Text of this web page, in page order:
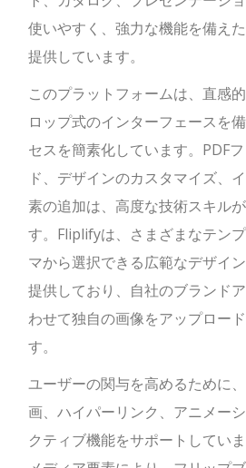
使いやすく、強力な機能を備え
提供しています。
このプラットフォームは、直感
ロップ式のインターフェースを
セスを簡素化しています。PDF
ド、デザインのカスタマイズ、
素の追加は、高度な技術スキル
す。Fliplifyは、さまざまなテン
マから選択できる広範なデザイ
提供しており、自社のブランド
わせて独自の画像をアップロー
す。
ユーザーの関与を高めるために
画、ハイパーリンク、アニメー
クティブ機能をサポートしてい